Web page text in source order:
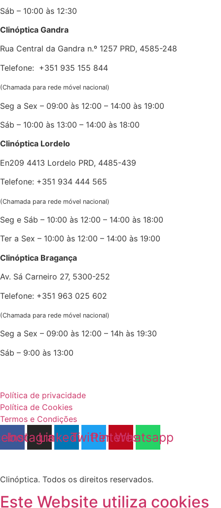
Sáb – 10:00 às 12:30
Clinóptica Gandra
Rua Central da Gandra n.º 1257 PRD, 4585-248
Telefone: +351 935 155 844
(Chamada para rede móvel nacional)
Seg a Sex – 09:00 às 12:00 – 14:00 às 19:00
Sáb – 10:00 às 13:00 – 14:00 às 18:00
Clinóptica Lordelo
En209 4413 Lordelo PRD, 4485-439
Telefone: +351 934 444 565
(Chamada para rede móvel nacional)
Seg e Sáb – 10:00 às 12:00 – 14:00 às 18:00
Ter a Sex – 10:00 às 12:00 – 14:00 às 19:00
Clinóptica Bragança
Av. Sá Carneiro 27, 5300-252
Telefone: +351 963 025 602
(Chamada para rede móvel nacional)
Seg a Sex – 09:00 às 12:00 – 14h às 19:30
Sáb – 9:00 às 13:00
Política de privacidade
Política de Cookies
Termos e Condições
Instagram
LinkedinTwitterPinterest
Whatsapp
Clinóptica. Todos os direitos reservados.
Este Website utiliza cookies